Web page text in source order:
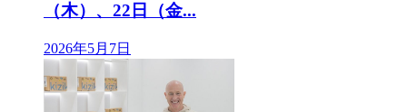
（木）、22日（金...
2026年5月7日